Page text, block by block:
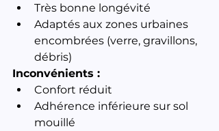
Très bonne longévité
Adaptés aux zones urbaines
encombrées (verre, gravillons,
débris)
Inconvénients :
Confort réduit
Adhérence inférieure sur sol
mouillé